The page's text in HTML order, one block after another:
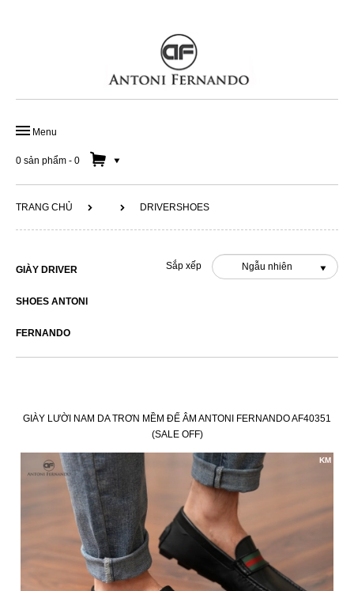
Menu
TRANG CHỦ
0 sản phẩm - 0
TRANG CHỦ DRIVERSHOES
GIÀY DRIVER
SHOES ANTONI
FERNANDO
Sắp xếp Ngẫu nhiên
GIÀY LƯỜI NAM DA TRƠN MỀM ĐẾ ÂM ANTONI FERNANDO AF40351
(SALE OFF)
KM